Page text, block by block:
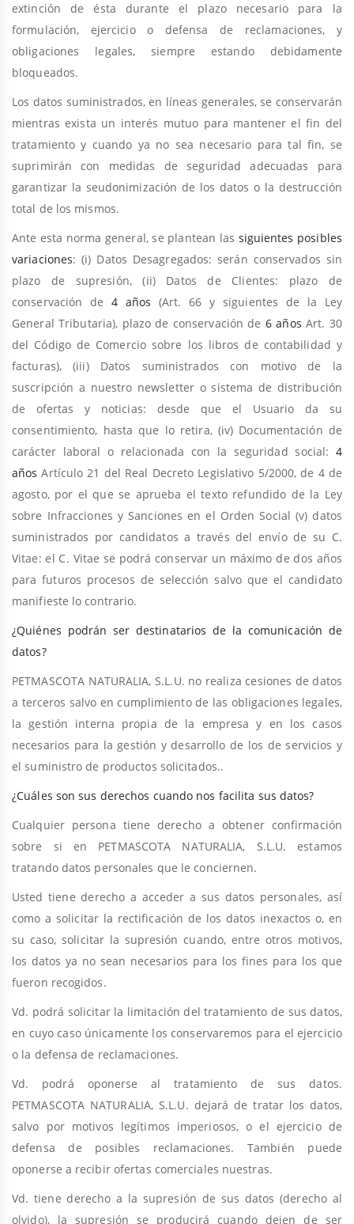
extinción de ésta durante el plazo necesario para la
formulación, ejercicio o defensa de reclamaciones, y
obligaciones legales, siempre estando debidamente
bloqueados.
Los datos suministrados, en líneas generales, se conservarán
mientras exista un interés mutuo para mantener el fin del
tratamiento y cuando ya no sea necesario para tal fin, se
suprimirán con medidas de seguridad adecuadas para
garantizar la seudonimización de los datos o la destrucción
total de los mismos.
Ante esta norma general, se plantean las siguientes posibles
variaciones: (i) Datos Desagregados: serán conservados sin
plazo de supresión, (ii) Datos de Clientes: plazo de
conservación de 4 años (Art. 66 y siguientes de la Ley
General Tributaria), plazo de conservación de 6 años Art. 30
del Código de Comercio sobre los libros de contabilidad y
facturas), (iii) Datos suministrados con motivo de la
suscripción a nuestro newsletter o sistema de distribución
de ofertas y noticias: desde que el Usuario da su
consentimiento, hasta que lo retira, (iv) Documentación de
carácter laboral o relacionada con la seguridad social: 4
años Artículo 21 del Real Decreto Legislativo 5/2000, de 4 de
agosto, por el que se aprueba el texto refundido de la Ley
sobre Infracciones y Sanciones en el Orden Social (v) datos
suministrados por candidatos a través del envío de su C.
Vitae: el C. Vitae se podrá conservar un máximo de dos años
para futuros procesos de selección salvo que el candidato
manifieste lo contrario.
¿Quiénes podrán ser destinatarios de la comunicación de
datos?
PETMASCOTA NATURALIA, S.L.U. no realiza cesiones de datos
a terceros salvo en cumplimiento de las obligaciones legales,
la gestión interna propia de la empresa y en los casos
necesarios para la gestión y desarrollo de los de servicios y
el suministro de productos solicitados..
¿Cuáles son sus derechos cuando nos facilita sus datos?
Cualquier persona tiene derecho a obtener confirmación
sobre si en PETMASCOTA NATURALIA, S.L.U. estamos
tratando datos personales que le conciernen.
Usted tiene derecho a acceder a sus datos personales, así
como a solicitar la rectificación de los datos inexactos o, en
su caso, solicitar la supresión cuando, entre otros motivos,
los datos ya no sean necesarios para los fines para los que
fueron recogidos.
Vd. podrá solicitar la limitación del tratamiento de sus datos,
en cuyo caso únicamente los conservaremos para el ejercicio
o la defensa de reclamaciones.
Vd. podrá oponerse al tratamiento de sus datos.
PETMASCOTA NATURALIA, S.L.U. dejará de tratar los datos,
salvo por motivos legítimos imperiosos, o el ejercicio de
defensa de posibles reclamaciones. También puede
oponerse a recibir ofertas comerciales nuestras.
Vd. tiene derecho a la supresión de sus datos (derecho al
olvido), la supresión se producirá cuando dejen de ser